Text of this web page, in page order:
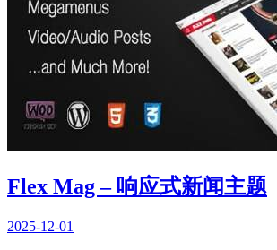
Flex Mag – 响应式新闻主题
2025-12-01